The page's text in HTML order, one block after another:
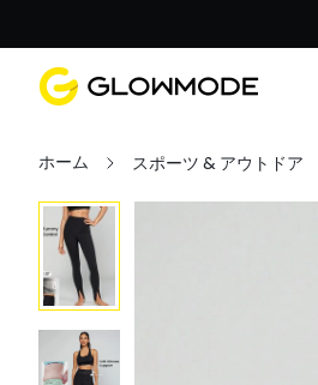
ホーム スポーツ & アウトドア